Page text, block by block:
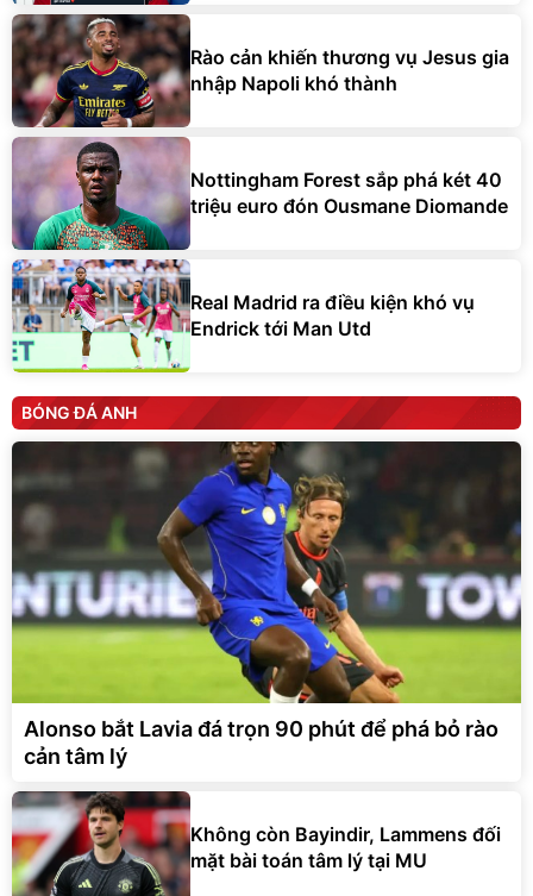
Rào cản khiến thương vụ Jesus gia
nhập Napoli khó thành
Nottingham Forest sắp phá két 40
triệu euro đón Ousmane Diomande
Real Madrid ra điều kiện khó vụ
Endrick tới Man Utd
BÓNG ĐÁ ANH
Alonso bắt Lavia đá trọn 90 phút để phá bỏ rào
cản tâm lý
Không còn Bayindir, Lammens đối
mặt bài toán tâm lý tại MU